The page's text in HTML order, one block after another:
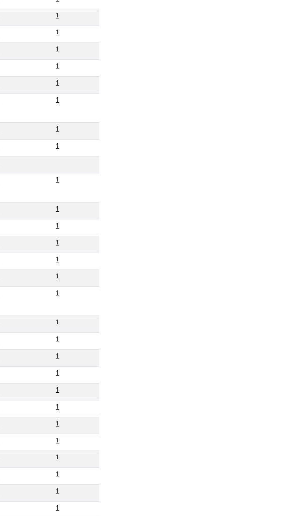
1
1
1
1
1
1
1
1
1
1
1
1
1
1
1
1
1
1
1
1
1
1
1
1
1
1
1